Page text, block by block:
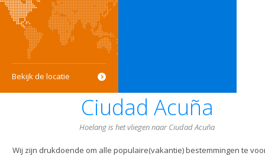
Bekijk de locatie
Ciudad Acuña
Hoelang is het vliegen naar Ciudad Acuña
Wij zijn drukdoende om alle populaire(vakantie) bestemmingen te